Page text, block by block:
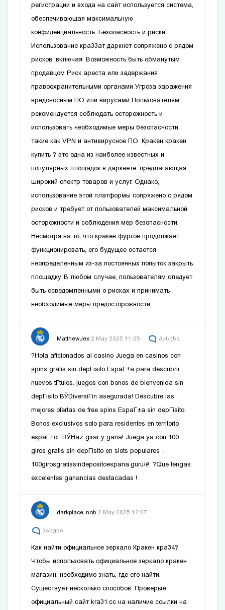
регистрации и входа на сайт используется система,
обеспечивающая максимальную
конфиденциальность. Безопасность и риски
Использованиекра33атдаркнет сопряжено с рядом
рисков, включая: Возможность быть обманутым
продавцом Риск ареста или задержания
правоохранительными органами Угроза заражения
вредоносным ПО или вирусами Пользователям
рекомендуется соблюдать осторожность и
использовать необходимые меры безопасности,
такие как VPN и антивирусное ПО. Кракенкракен
купить ? это одна из наиболее известных и
популярных площадок в даркнете, предлагающая
широкий спектр товаров и услуг. Однако,
использование этой платформы сопряжено с рядом
рисков и требует от пользователей максимальной
осторожности и соблюдения мер безопасности.
Несмотря на то, чтокракен фургон продолжает
функционировать, его будущее остается
неопределенным из-за постоянных попыток закрыть
площадку. В любом случае, пользователям следует
быть осведомленными о рисках и принимать
необходимые меры предосторожности.
MatthewJex 2 May 2025 11:05 პასუხი
?Hola aficionados al casino Juega en casinos con
spins gratis sin depГіsito EspaГ±a para descubrir
nuevos tГ­tulos.juegos con bonos de bienvenida sin
depГіsito ВЎDiversiГіn asegurada! Descubre las
mejores ofertas de free spins EspaГ±a sin depГіsito.
Bonos exclusivos solo para residentes en territorio
espaГ±ol. ВЎHaz girar y gana! Juega ya con 100
giros gratis sin depГіsito en slots populares -
100girosgratissindepositoespana.guru/#. ?Que tengas
excelentes ganancias destacadas !
darkplace-nob 2 May 2025 12:07
პასუხი
Как найти официальное зеркало Кракенкра34?
Чтобы использовать официальное зеркалокракен
магазин, необходимо знать, где его найти.
Существует несколько способов: Проверьте
официальный сайтkra31.cc на наличие ссылки на